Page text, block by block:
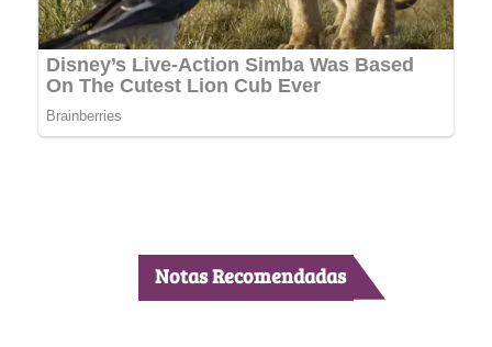
Notas Recomendadas